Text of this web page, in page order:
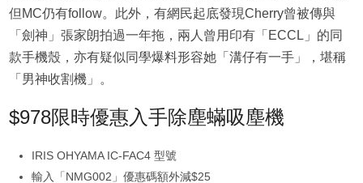
但MC仍有follow。此外，有網民起底發現Cherry曾被傳與
「劍神」張家朗拍過一年拖，兩人曾用印有「ECCL」的同
款手機殼，亦有疑似同學爆料形容她「溝仔有一手」，堪稱
「男神收割機」。
$978限時優惠入手除塵蟎吸塵機
IRIS OHYAMA IC-FAC4 型號
輸入「NMG002」優惠碼額外減$25